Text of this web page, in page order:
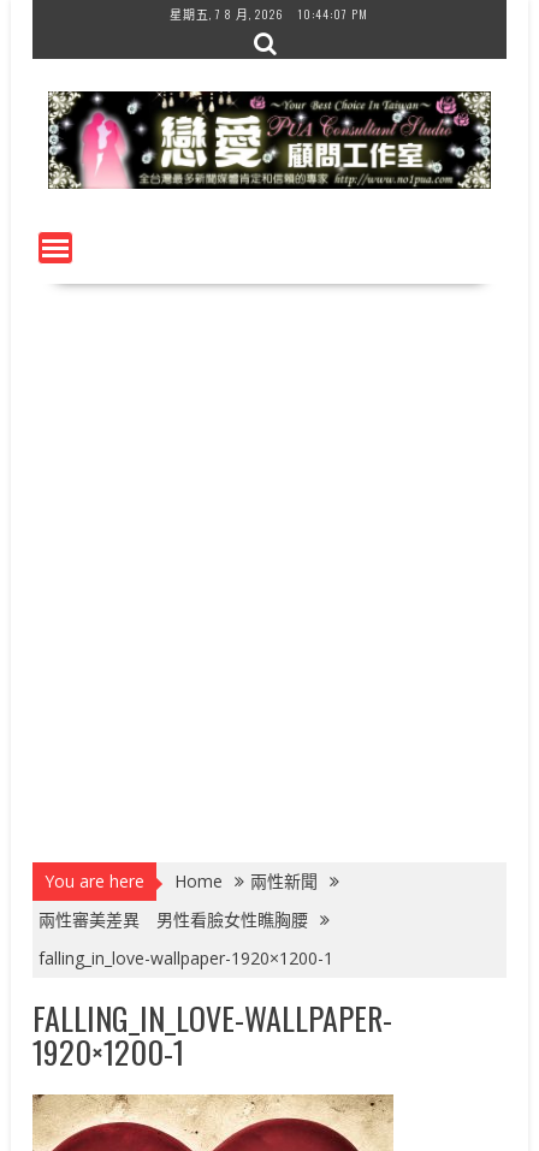
content
星期五, 7 8 月, 2026 10:44:07 PM
You are here Home
兩性新聞
兩性審美差異 男性看臉女性瞧胸腰
falling_in_love-wallpaper-1920×1200-1
FALLING_IN_LOVE-WALLPAPER-
1920×1200-1